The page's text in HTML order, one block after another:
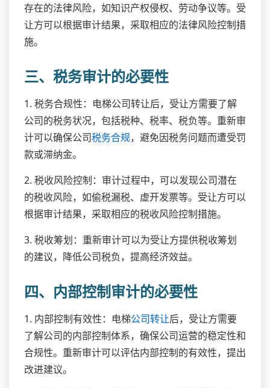
存在的法律风险，如知识产权侵权、劳动争议等。受
让方可以根据审计结果，采取相应的法律风险控制措
施。
三、税务审计的必要性
1. 税务合规性：电梯公司转让后，受让方需要了解
公司的税务状况，包括税种、税率、税负等。重新审
计可以确保公司税务合规，避免因税务问题而遭受罚
款或滞纳金。
2. 税收风险控制：审计过程中，可以发现公司潜在
的税收风险，如偷税漏税、虚开发票等。受让方可以
根据审计结果，采取相应的税收风险控制措施。
3. 税收筹划：重新审计可以为受让方提供税收筹划
的建议，降低公司税负，提高经济效益。
四、内部控制审计的必要性
1. 内部控制有效性：电梯公司转让后，受让方需要
了解公司的内部控制体系，确保公司运营的稳定性和
合规性。重新审计可以评估内部控制的有效性，提出
改进建议。